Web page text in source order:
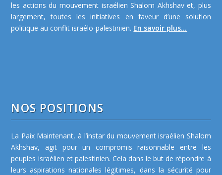
les actions du mouvement israélien Shalom Akhshav et, plus
largement, toutes les initiatives en faveur d’une solution
politique au conflit israélo-palestinien. En savoir plus...
NOS POSITIONS
La Paix Maintenant, à l’instar du mouvement israélien Shalom
Akhshav, agit pour un compromis raisonnable entre les
peuples israélien et palestinien. Cela dans le but de répondre à
leurs aspirations nationales légitimes, dans la sécurité pour